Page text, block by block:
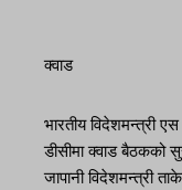
क्वाड
भारतीय विदेशमन्त्री
डीसीमा क्वाड बैठकको
जापानी विदेशमन्त्री